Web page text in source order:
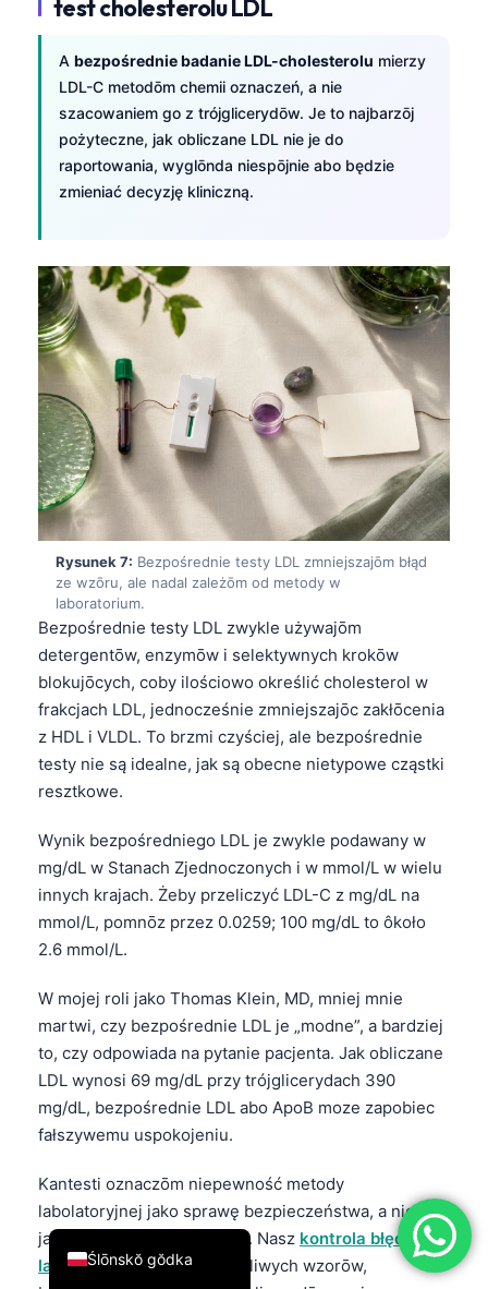
test cholesterolu LDL
A bezpośrednie badanie LDL-cholesterolu mierzy
LDL-C metodōm chemii oznaczeń, a nie
szacowaniem go z trójglicerydōw. Je to najbarzōj
pożyteczne, jak obliczane LDL nie je do
raportowania, wyglōnda niespōjnie abo będzie
zmieniać decyzję kliniczną.
Rysunek 7: Bezpośrednie testy LDL zmniejszajōm błąd
ze wzōru, ale nadal zależōm od metody w
laboratorium.
Bezpośrednie testy LDL zwykle używajōm
detergentōw, enzymōw i selektywnych krokōw
blokujōcych, coby ilościowo określić cholesterol w
frakcjach LDL, jednocześnie zmniejszajōc zakłōcenia
z HDL i VLDL. To brzmi czyściej, ale bezpośrednie
testy nie są idealne, jak są obecne nietypowe cząstki
resztkowe.
Wynik bezpośredniego LDL je zwykle podawany w
mg/dL w Stanach Zjednoczonych i w mmol/L w wielu
innych krajach. Żeby przeliczyć LDL-C z mg/dL na
mmol/L, pomnōz przez 0.0259; 100 mg/dL to ôkoło
2.6 mmol/L.
W mojej roli jako Thomas Klein, MD, mniej mnie
martwi, czy bezpośrednie LDL je „modne”, a bardziej
to, czy odpowiada na pytanie pacjenta. Jak obliczane
LDL wynosi 69 mg/dL przy trójglicerydach 390
mg/dL, bezpośrednie LDL abo ApoB moze zapobiec
fałszywemu uspokojeniu.
Kantesti oznaczōm niepewność metody
labolatoryjnej jako sprawę bezpieczeństwa, a nie
jako kosmetyczny szczegōł. Nasz kontrola błędōw w
laboratoriumszuka niemożliwych wzorōw,
Ślōnskŏ gŏdka
English
Deutsch
Français
עִבְרִית
Italiano
Español
Ελληνικά
Türkçe
Română
فارسی
Български
Dansk
Nederlands
हिन्दी
Bahasa Indonesia
Հայերեն
Íslenska
Српски језик
Svenska
Bosanski
Azərbaycan dili
Eesti
日本語
Čeština
Lietuvių kalba
Polski
한국어
Slovenščina